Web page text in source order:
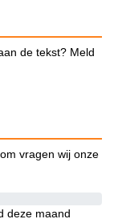
de tekst? Meld
vragen wij onze
deze maand